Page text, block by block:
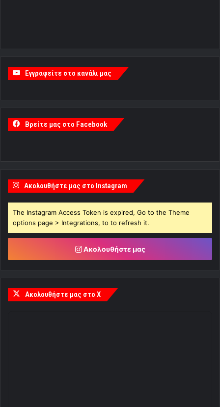
Εγγραφείτε στο κανάλι μας
Βρείτε μας στο Facebook
Ακολουθήστε μας στο Instagram
The Instagram Access Token is expired, Go to the Theme
options page > Integrations, to to refresh it.
Ακολουθήστε μας
Ακολουθήστε μας στο X